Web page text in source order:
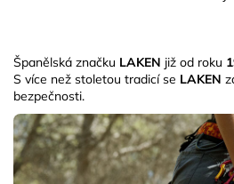
Španělská značku LAKEN již od roku
S více než stoletou tradicí se LAKEN
bezpečnosti.